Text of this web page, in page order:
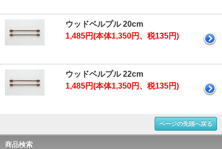
ウッドベルプル 20cm
1,485円(本体1,350円、税135円)
ウッドベルプル 22cm
1,485円(本体1,350円、税135円)
ページの先頭へ戻る
商品検索